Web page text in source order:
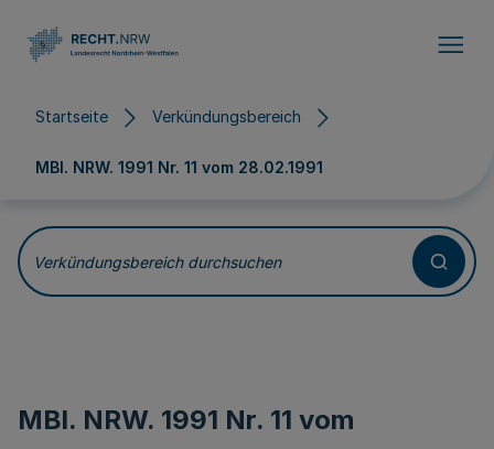
Startseite Verkündungsbereich
MBl. NRW. 1991 Nr. 11 vom 28.02.1991
Verkündungsbereich durchsuchen
MBl. NRW. 1991 Nr. 11 vom